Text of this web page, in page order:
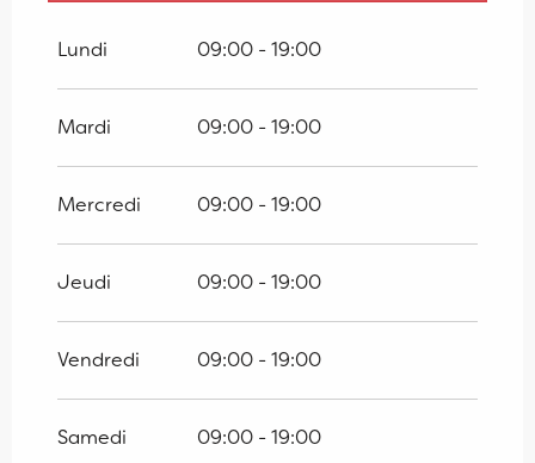
1 janvier 2026au 30 avril 2026
Lundi 09:00 - 19:00
Mardi 09:00 - 19:00
Mercredi 09:00 - 19:00
Jeudi 09:00 - 19:00
Vendredi 09:00 - 19:00
Samedi 09:00 - 19:00